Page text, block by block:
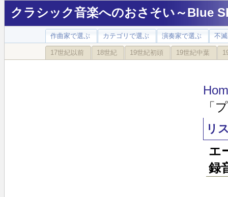
クラシック音楽へのおさそい～Blue
作曲家で選ぶ カテゴリで選ぶ 演奏家で選ぶ 不
17世紀以前 18世紀 19世紀初頭 19世紀中葉
「
リ
エ
録